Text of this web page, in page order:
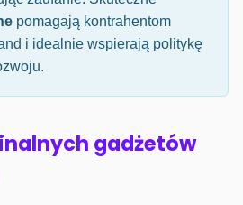
pomagają kontrahentom
i idealnie wspierają politykę
gadżetów